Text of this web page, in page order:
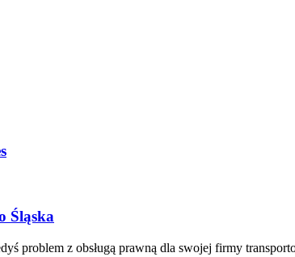
Śląska
problem z obsługą prawną dla swojej firmy